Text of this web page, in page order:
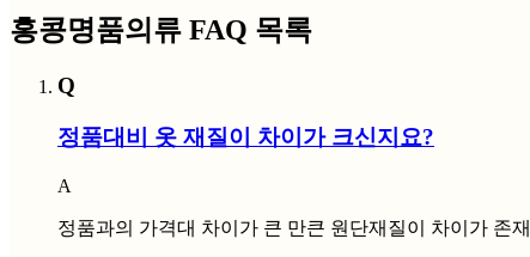
홍콩명품의류 FAQ 목록
Q
정품대비 옷 재질이 차이가 크신지요?
A
정품과의 가격대 차이가 큰 만큰 원단재질이 차이가 존